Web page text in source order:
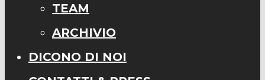
TEAM
ARCHIVIO
DICONO DI NOI